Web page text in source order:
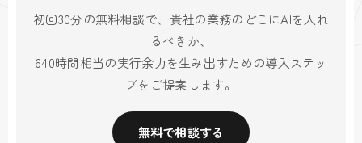
初回30分の無料相談で、貴社の業務のどこにAIを入れ
るべきか、
640時間相当の実行余力を生み出すための導入ステッ
プをご提案します。
無料で相談する